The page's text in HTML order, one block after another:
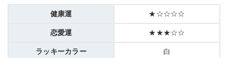
健康運 ★☆☆☆☆
恋愛運 ★★★☆☆
ラッキーカラー 白